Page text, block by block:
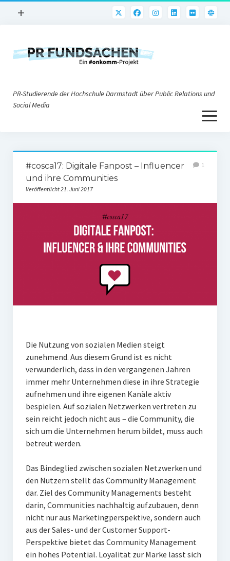
Menü
+
PR@h_da
Nonprofit-PR
Corporate Weblogs
PR-Ethik
Künstliche Intelligenz
17 Ziele
Wasserknappheit in Deutschland
Klimaneutrales Tanken
Zukunft der Bildung
Vom Trend zur Tonne
PR-Studierende der Hochschule Darmstadt über Public Relations und
Social Media
Menü
öffnen
Über uns
Impressum
Datenschutz
#cosca17: Digitale Fanpost – Influencer
und ihre Communities
Veröffentlicht 21. Juni 2017
1
Die Nutzung von sozialen Medien steigt
zunehmend. Aus diesem Grund ist es nicht
verwunderlich, dass in den vergangenen Jahren
immer mehr Unternehmen diese in ihre Strategie
aufnehmen und ihre eigenen Kanäle aktiv
bespielen. Auf sozialen Netzwerken vertreten zu
sein reicht jedoch nicht aus – die Community, die
sich um die Unternehmen herum bildet, muss auch
betreut werden.
Das Bindeglied zwischen sozialen Netzwerken und
den Nutzern stellt das Community Management
dar. Ziel des Community Managements besteht
darin, Communities nachhaltig aufzubauen, denn
nicht nur aus Marketingperspektive, sondern auch
aus der Sales- und der Customer Support-
Perspektive bietet das Community Management
ein hohes Potential. Loyalität zur Marke lässt sich